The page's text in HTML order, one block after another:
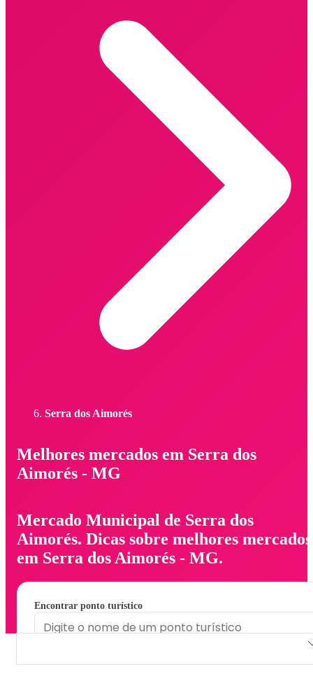
Serra dos Aimorés
Melhores mercados em Serra dos
Aimorés - MG
Mercado Municipal de Serra dos
Aimorés. Dicas sobre melhores mercados
em Serra dos Aimorés - MG.
Encontrar ponto turístico